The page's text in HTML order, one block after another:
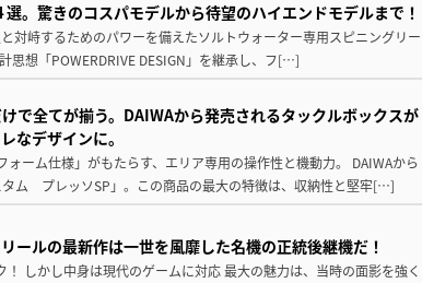
。驚きのコスパモデルから待望のハイエンドモデルまで！
対峙するためのパワーを備えたソルトウォーター専用スピニングリー
思想「POWERDRIVE DESIGN」を継承し、フ[…]
で全てが揃う。DAIWAから発売されるタックルボックスが
なデザインに。
ォーム仕様」がもたらす、エリア専用の操作性と機動力。 DAIWAから
ム プレッソSP」。この商品の最大の特徴は、収納性と堅牢[…]
ールの最新作は一世を風靡した名機の正統後継機だ！
しかし中身は現代のゲームに対応 最大の魅力は、当時の面影を強く